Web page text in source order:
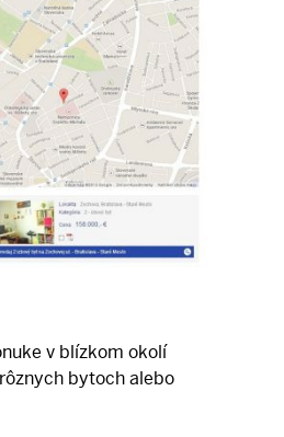
v blízkom okolí
bytoch alebo